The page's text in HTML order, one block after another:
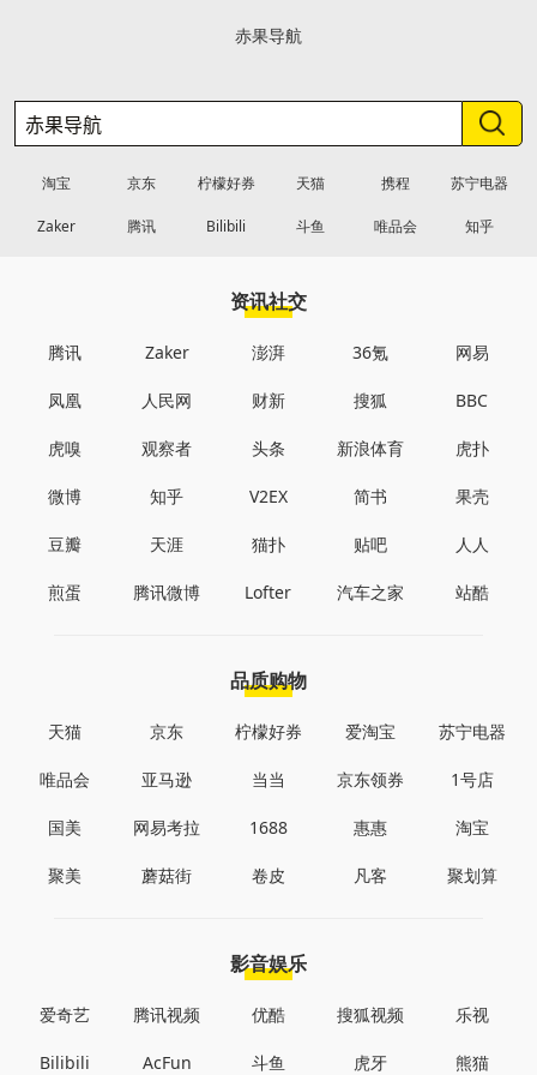
赤果导航
淘宝 京东 柠檬好券 天猫 携程 苏宁电器
Zaker 腾讯 Bilibili 斗鱼 唯品会 知乎
资讯社交
腾讯 Zaker 澎湃 36氪 网易
凤凰 人民网 财新 搜狐 BBC
虎嗅 观察者 头条 新浪体育 虎扑
微博 知乎 V2EX 简书 果壳
豆瓣 天涯 猫扑 贴吧 人人
煎蛋 腾讯微博 Lofter 汽车之家 站酷
品质购物
天猫 京东 柠檬好券 爱淘宝 苏宁电器
唯品会 亚马逊 当当 京东领券 1号店
国美 网易考拉 1688 惠惠 淘宝
聚美 蘑菇街 卷皮 凡客 聚划算
影音娱乐
爱奇艺 腾讯视频 优酷 搜狐视频 乐视
Bilibili AcFun 斗鱼 虎牙 熊猫